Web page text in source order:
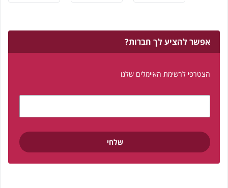
אפשר להציע לך חברות?
הצטרפי לרשימת האיימלים שלנו